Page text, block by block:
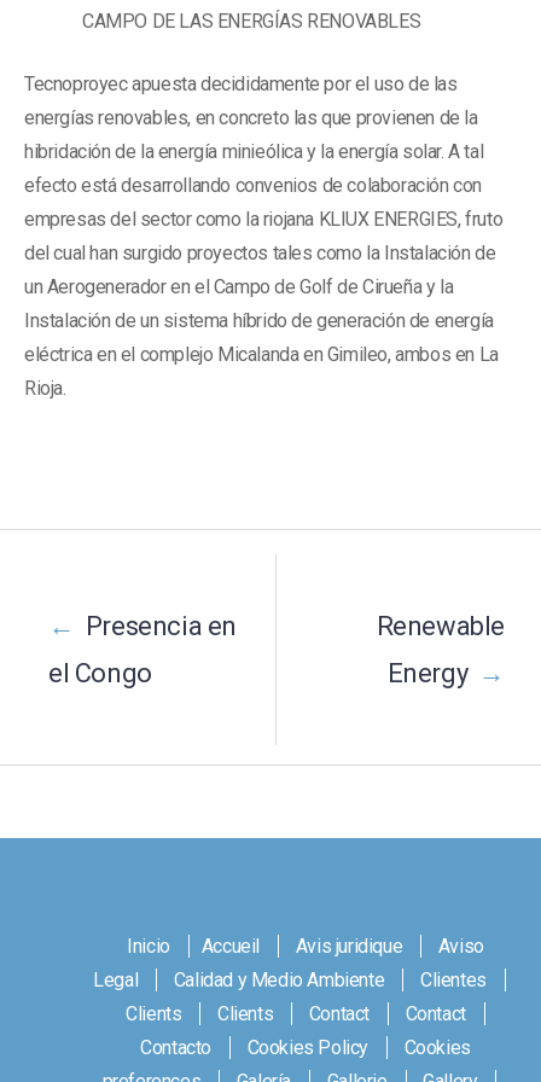
CAMPO DE LAS ENERGÍAS RENOVABLES
Tecnoproyec apuesta decididamente por el uso de las
energías renovables, en concreto las que provienen de la
hibridación de la energía minieólica y la energía solar. A tal
efecto está desarrollando convenios de colaboración con
empresas del sector como la riojana KLIUX ENERGIES, fruto
del cual han surgido proyectos tales como la Instalación de
un Aerogenerador en el Campo de Golf de Cirueña y la
Instalación de un sistema híbrido de generación de energía
eléctrica en el complejo Micalanda en Gimileo, ambos en La
Rioja.
navigation
← Presencia en
el Congo
Renewable
Energy →
Inicio Accueil Avis juridique
Aviso
Legal
Calidad y Medio Ambiente
Clientes
Clients
Clients Contact
Contact
Contacto
Cookies Policy
Cookies